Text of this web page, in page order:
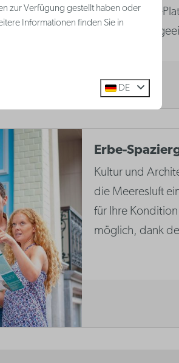
einem 9-Loch-
aller Niveaus
Erbe-
Kultur und
die Meeresluft
für Ihre
möglich, dank
zur Verfügung gestellt haben oder
Informationen finden Sie in
DE